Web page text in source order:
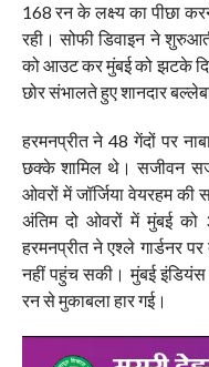
168 रन के लक्ष्य का पीछा
रही। सोफी डिवाइन ने
को आउट कर मुंबई को झटके
छोर संभालते हुए शानदार
हरमनप्रीत ने 48 गेंदों पर
छक्के शामिल थे। सजीवन
ओवरों में जॉर्जिया वेयरहम की
अंतिम दो ओवरों में मुंबई
हरमनप्रीत ने एश्ले गार्डनर
नहीं पहुंच सकी। मुंबई
रन से मुकाबला हार गई।